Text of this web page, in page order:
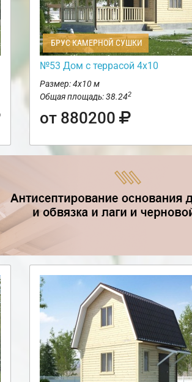
БРУС КАМЕРНОЙ СУШКИ
№53 Дом с террасой 4х10
Размер: 4х10 м
Общая площадь: 38.242
от 880200